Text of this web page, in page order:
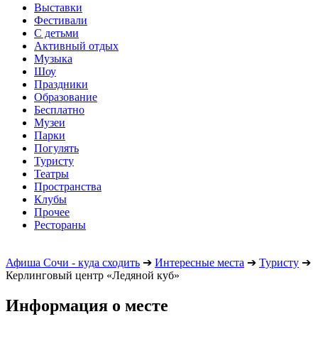
Выставки
Фестивали
С детьми
Активный отдых
Музыка
Шоу
Праздники
Образование
Бесплатно
Музеи
Парки
Погулять
Туристу
Театры
Пространства
Клубы
Прочее
Рестораны
Афиша Сочи - куда сходить ➔ Интересные места ➔ Туристу ➔
Керлинговый центр «Ледяной куб»
Информация о месте